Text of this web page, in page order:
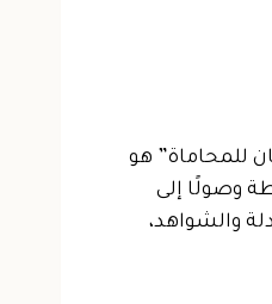
للمحاماة” هو
وصولًا إلى
والشواهد،